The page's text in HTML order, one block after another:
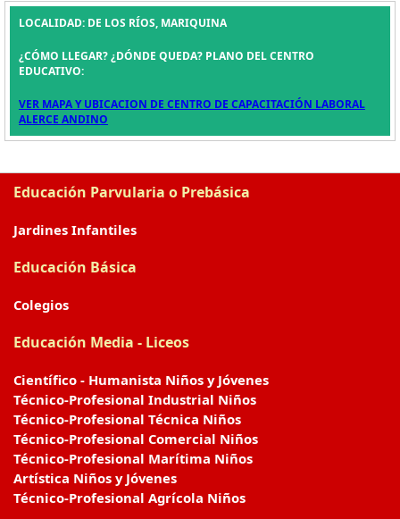
LOCALIDAD: DE LOS RÍOS, MARIQUINA
¿CÓMO LLEGAR? ¿DÓNDE QUEDA? PLANO DEL CENTRO
EDUCATIVO:
VER MAPA Y UBICACION DE CENTRO DE CAPACITACIÓN LABORAL
ALERCE ANDINO
Educación Parvularia o Prebásica
Jardines Infantiles
Educación Básica
Colegios
Educación Media - Liceos
Científico - Humanista Niños y Jóvenes
Técnico-Profesional Industrial Niños
Técnico-Profesional Técnica Niños
Técnico-Profesional Comercial Niños
Técnico-Profesional Marítima Niños
Artística Niños y Jóvenes
Técnico-Profesional Agrícola Niños